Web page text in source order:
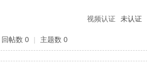
视频认证 未认证
回帖数 0 | 主题数 0